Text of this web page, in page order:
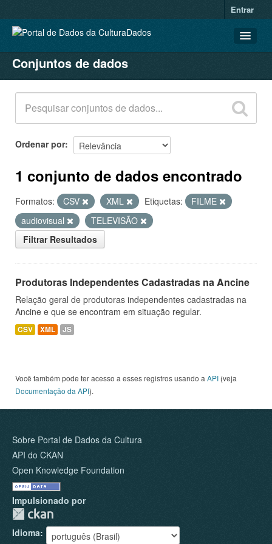
Entrar
CONJUNTOS DE DADOS
ORGANIZAÇÕES
GRUPOS
SOBRE
Conjuntos de dados
Ordenar por
1 conjunto de dados encontrado
Formatos: CSV XML Etiquetas:
FILME
audiovisual
TELEVISÃO
Filtrar Resultados
Produtoras Independentes Cadastradas na Ancine
Relação geral de produtoras independentes cadastradas na
Ancine e que se encontram em situação regular.
CSV XML JS
Você também pode ter acesso a esses registros usando a API (veja
Documentação da API).
Sobre Portal de Dados da Cultura
API do CKAN
Open Knowledge Foundation
Impulsionado por
Idioma